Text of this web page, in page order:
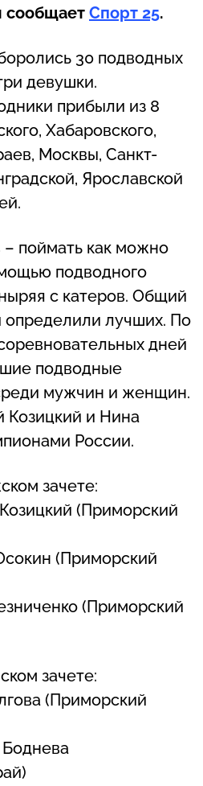
сообщает Спорт 25.
30 подводных
девушки.
прибыли из 8
Хабаровского,
Москвы, Санкт-
Ярославской
– поймать как можно
подводного
с катеров. Общий
определили лучших. По
дней
подводные
мужчин и женщин.
Козицкий и Нина
России.
зачете:
(Приморский
(Приморский
(Приморский
зачете:
(Приморский